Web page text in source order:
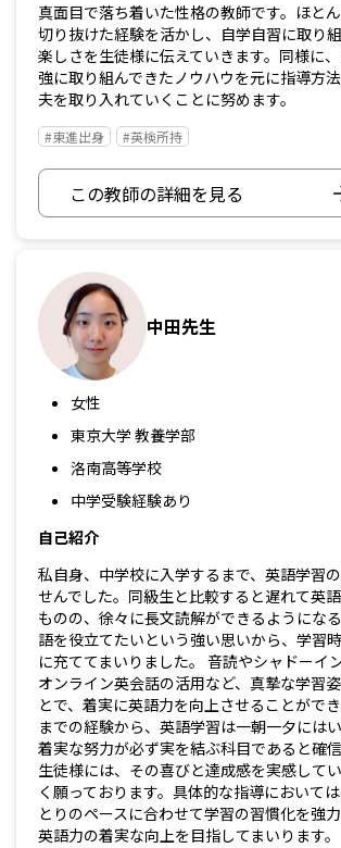
真面目で落ち着いた性格の教師です。ほと
切り抜けた経験を活かし、自学自習に取り
楽しさを生徒様に伝えていきます。同様に
強に取り組んできたノウハウを元に指導方
夫を取り入れていくことに努めます。
#東進出身 #英検所持
この教師の詳細を見る
中田先生
女性
東京大学 教養学部
洛南高等学校
中学受験経験あり
自己紹介
私自身、中学校に入学するまで、英語学習
せんでした。同級生と比較すると遅れて英
ものの、徐々に長文読解ができるようにな
語を役立てたいという強い思いから、学習
に充ててまいりました。 音読やシャドーイ
オンライン英会話の活用など、真摯な学習
とで、着実に英語力を向上させることがで
までの経験から、英語学習は一朝一夕には
着実な努力が必ず実を結ぶ科目であると確信
生徒様には、その喜びと達成感を実感して
く願っております。具体的な指導において
とりのペースに合わせて学習の習慣化を強力
英語力の着実な向上を目指してまいります。